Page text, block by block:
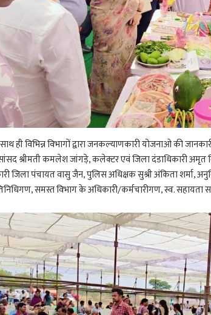
ही विभिन्न विभागों द्वारा जनकल्याणकारी योजनाओ की
श्रीमती कमलेश जांगड़े, कलेक्टर एवं जिला दंडाधिकारी अमृत
जिला पंचायत वासु जैन, पुलिस अधिक्षक सुश्री अंकिता शर्मा,
समस्त विभाग के अधिकारी/कर्मचारीगण, स्व.